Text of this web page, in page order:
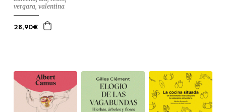
vergara, valentina
28,90€